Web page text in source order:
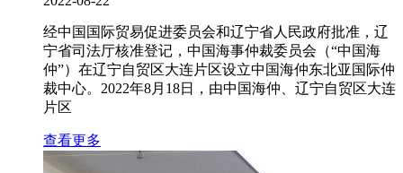
经中国国际贸易促进委员会和辽宁省人民政府批准，辽
宁省司法厅核准登记，中国海事仲裁委员会（“中国海
仲”）在辽宁自贸区大连片区设立中国海仲东北亚国际仲
裁中心。2022年8月18日，由中国海仲、辽宁自贸区大连
片区
查看更多